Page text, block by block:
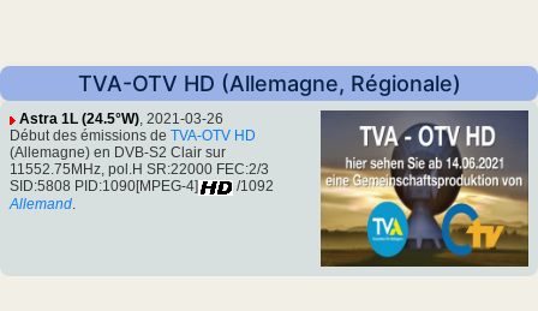
TVA-OTV HD (Allemagne, Régionale)
Astra 1L (24.5°W), 2021-03-26
Début des émissions de TVA-OTV HD
(Allemagne) en DVB-S2 Clair sur
11552.75MHz, pol.H SR:22000 FEC:2/3
SID:5808 PID:1090[MPEG-4]
/1092
Allemand